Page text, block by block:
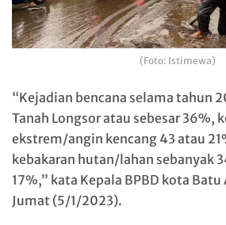
(Foto: Istimewa)
“Kejadian bencana selama tahun
Tanah Longsor atau sebesar 36%,
ekstrem/angin kencang 43 atau
kebakaran hutan/lahan sebanyak
17%,” kata Kepala BPBD kota Batu
Jumat (5/1/2023).